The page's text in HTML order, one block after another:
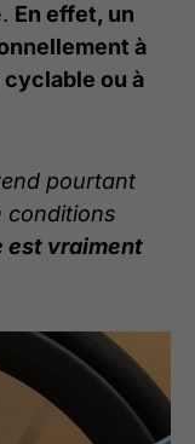
En effet, un
à
ou à
pourtant
conditions
est vraiment